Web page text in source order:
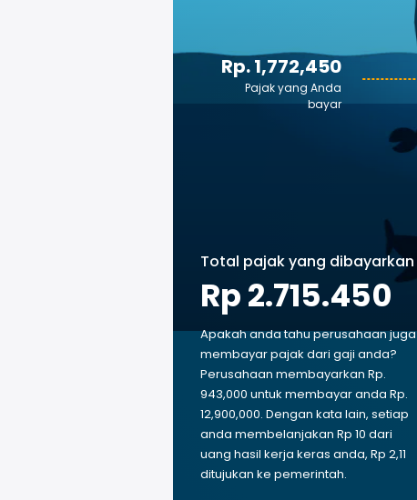
Rp. 1,772,450
Pajak yang Anda
bayar
Total pajak yang dibayarkan
Rp 2.715.450
Apakah anda tahu perusahaan juga
membayar pajak dari gaji anda?
Perusahaan membayarkan Rp.
943,000 untuk membayar anda Rp.
12,900,000. Dengan kata lain, setiap
anda membelanjakan Rp 10 dari
uang hasil kerja keras anda, Rp 2,11
ditujukan ke pemerintah.